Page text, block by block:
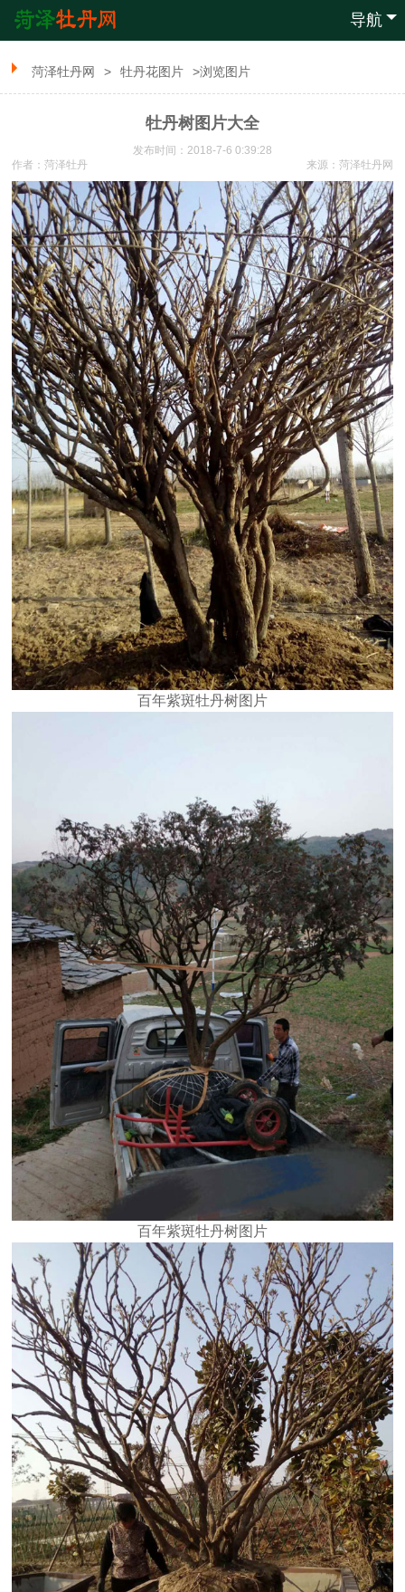
导航
菏泽牡丹网 > 牡丹花图片 >浏览图片
牡丹树图片大全
发布时间：2018-7-6 0:39:28
来源： 菏泽牡丹网
作者：菏泽牡丹
百年紫斑牡丹树图片
百年紫斑牡丹树图片